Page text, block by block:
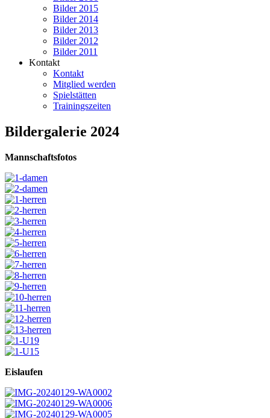
Bilder 2015
Bilder 2014
Bilder 2013
Bilder 2012
Bilder 2011
Kontakt
Kontakt
Mitglied werden
Spielstätten
Trainingszeiten
Bildergalerie 2024
Mannschaftsfotos
Eislaufen